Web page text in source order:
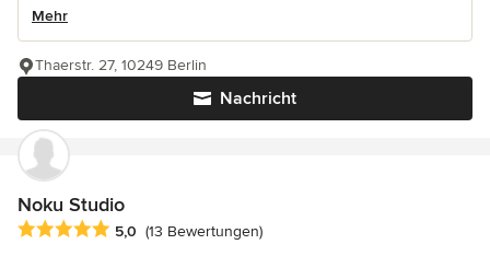
Mehr
Nachricht
Thaerstr. 27, 10249 Berlin
Noku Studio
Durchschnittliche Bewertung: 5 von 5 Sternen
5,0 (13 Bewertungen)